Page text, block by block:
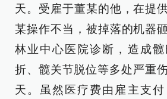
天。受雇于董某的他，在提
某操作不当，被掉落的机器
林业中心医院诊断，造成
折、髋关节脱位等多处严重
天。虽然医疗费由雇主支